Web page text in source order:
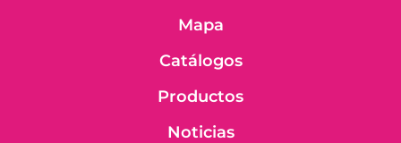
Mapa
Catálogos
Productos
Noticias